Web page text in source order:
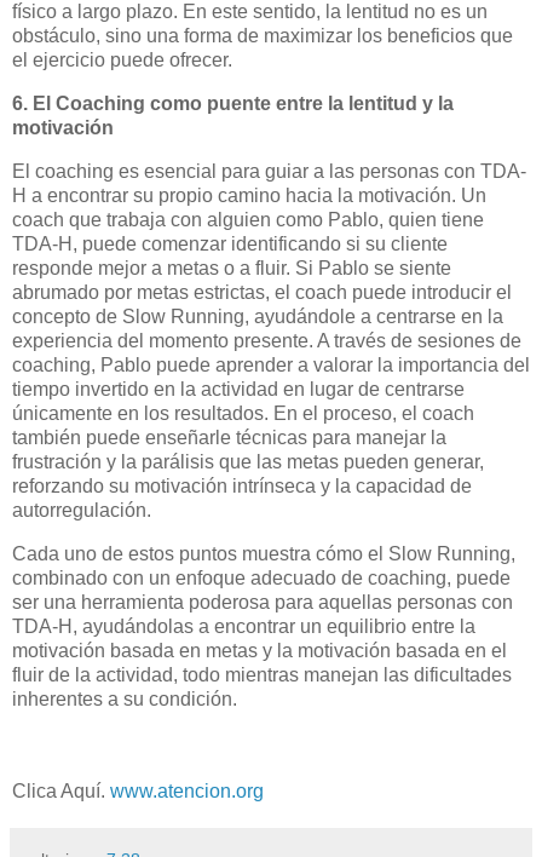
físico a largo plazo. En este sentido, la lentitud no es un
obstáculo, sino una forma de maximizar los beneficios que
el ejercicio puede ofrecer.
6. El Coaching como puente entre la lentitud y la
motivación
El coaching es esencial para guiar a las personas con TDA-
H a encontrar su propio camino hacia la motivación. Un
coach que trabaja con alguien como Pablo, quien tiene
TDA-H, puede comenzar identificando si su cliente
responde mejor a metas o a fluir. Si Pablo se siente
abrumado por metas estrictas, el coach puede introducir el
concepto de Slow Running, ayudándole a centrarse en la
experiencia del momento presente. A través de sesiones de
coaching, Pablo puede aprender a valorar la importancia del
tiempo invertido en la actividad en lugar de centrarse
únicamente en los resultados. En el proceso, el coach
también puede enseñarle técnicas para manejar la
frustración y la parálisis que las metas pueden generar,
reforzando su motivación intrínseca y la capacidad de
autorregulación.
Cada uno de estos puntos muestra cómo el Slow Running,
combinado con un enfoque adecuado de coaching, puede
ser una herramienta poderosa para aquellas personas con
TDA-H, ayudándolas a encontrar un equilibrio entre la
motivación basada en metas y la motivación basada en el
fluir de la actividad, todo mientras manejan las dificultades
inherentes a su condición.
Clica Aquí. www.atencion.org